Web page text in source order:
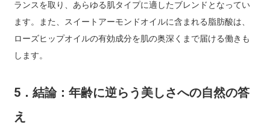
ランスを取り、あらゆる肌タイプに適したブレンドとなってい
ます。また、スイートアーモンドオイルに含まれる脂肪酸は、
ローズヒップオイルの有効成分を肌の奥深くまで届ける働きも
します。
5．結論：年齢に逆らう美しさへの自然の答
え